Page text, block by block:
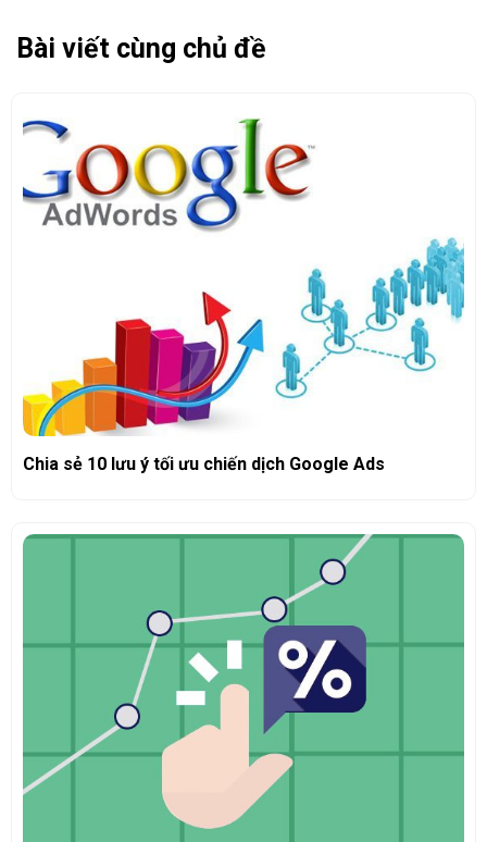
Bài viết cùng chủ đề
Chia sẻ 10 lưu ý tối ưu chiến dịch Google Ads